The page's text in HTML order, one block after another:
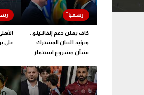
كاف يعلن دعم إنفانتينو..
ويؤيد البيان المشترك
بشأن مشروع استثمار
علي